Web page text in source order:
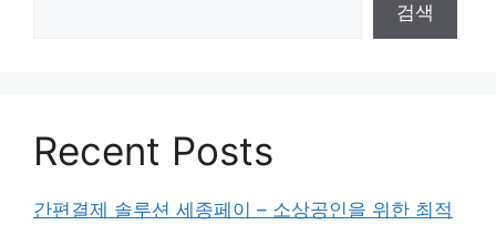
검색
Recent Posts
간편결제 솔루션 세종페이 – 소상공인을 위한 최적